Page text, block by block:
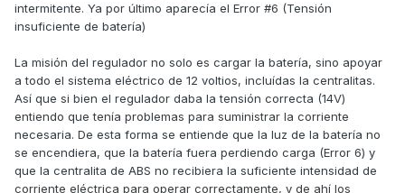
intermitente. Ya por último aparecía el Error #6 (Tensión
insuficiente de batería)
La misión del regulador no solo es cargar la batería, sino apoyar
a todo el sistema eléctrico de 12 voltios, incluídas la centralitas.
Así que si bien el regulador daba la tensión correcta (14V)
entiendo que tenía problemas para suministrar la corriente
necesaria. De esta forma se entiende que la luz de la batería no
se encendiera, que la batería fuera perdiendo carga (Error 6) y
que la centralita de ABS no recibiera la suficiente intensidad de
corriente eléctrica para operar correctamente, y de ahí los